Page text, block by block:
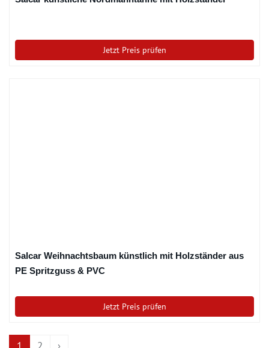
Jetzt Preis prüfen
Salcar Weihnachtsbaum künstlich mit Holzständer aus
PE Spritzguss & PVC
Jetzt Preis prüfen